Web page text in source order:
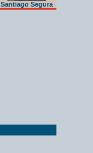
Santiago Segura